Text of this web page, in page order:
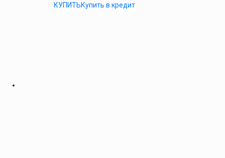
КУПИТЬКупить в кредит